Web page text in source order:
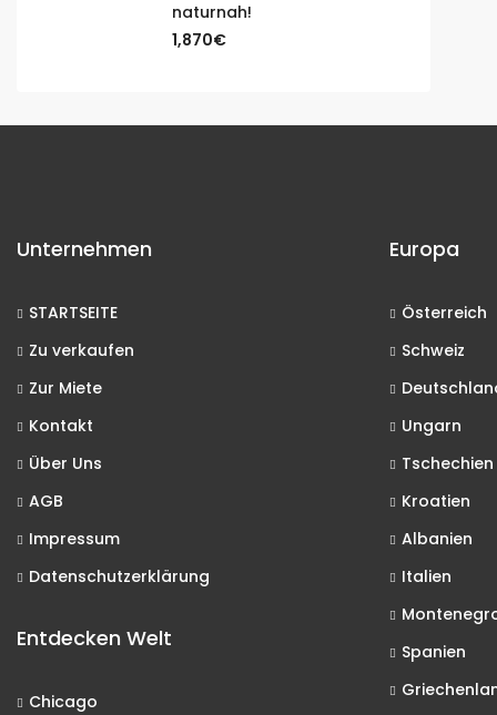
naturnah!
1,870€
Unternehmen
STARTSEITE
Zu verkaufen
Zur Miete
Kontakt
Über Uns
AGB
Impressum
Datenschutzerklärung
Entdecken Welt
Chicago
Europa
Österreich
Schweiz
Ungarn
Tschechien
Kroatien
Albanien
Italien
Spanien